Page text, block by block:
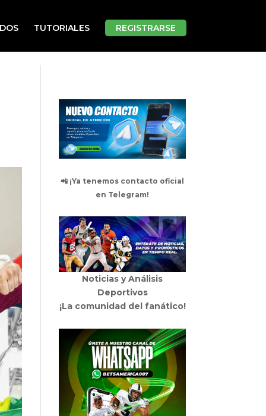
TUTORIALES REGISTRARSE
📲 ¡Ya tenemos contacto oficial
en Telegram!
Noticias y Análisis
Deportivos
¡La comunidad del fanático!